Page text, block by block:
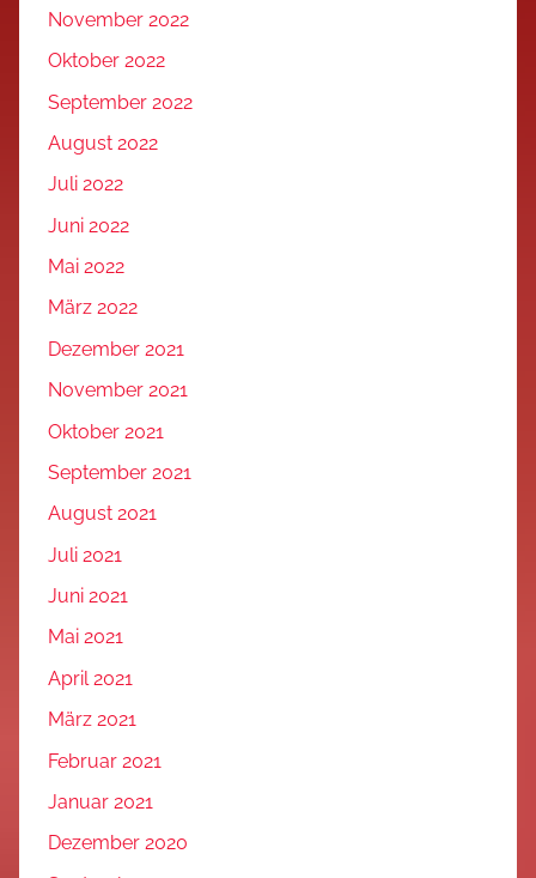
November 2022
Oktober 2022
September 2022
August 2022
Juli 2022
Juni 2022
Mai 2022
März 2022
Dezember 2021
November 2021
Oktober 2021
September 2021
August 2021
Juli 2021
Juni 2021
Mai 2021
April 2021
März 2021
Februar 2021
Januar 2021
Dezember 2020